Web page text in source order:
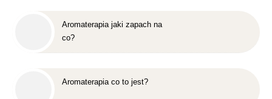
Aromaterapia jaki zapach na
co?
Aromaterapia co to jest?